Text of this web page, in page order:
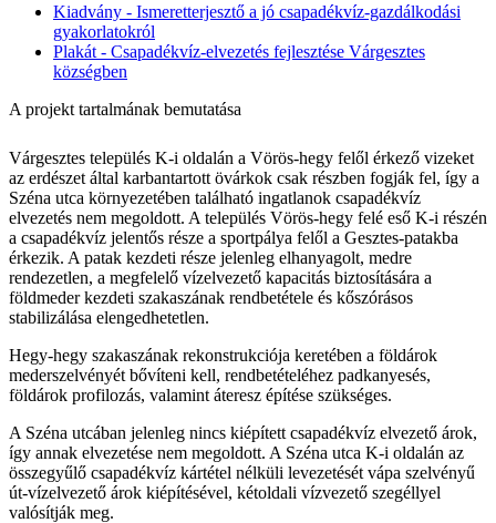
Kiadvány - Ismeretterjesztő a jó csapadékvíz-gazdálkodási
gyakorlatokról
Plakát - Csapadékvíz-elvezetés fejlesztése Várgesztes
községben
A projekt tartalmának bemutatása
Várgesztes település K-i oldalán a Vörös-hegy felől érkező vizeket
az erdészet által karbantartott övárkok csak részben fogják fel, így a
Széna utca környezetében található ingatlanok csapadékvíz
elvezetés nem megoldott. A település Vörös-hegy felé eső K-i részén
a csapadékvíz jelentős része a sportpálya felől a Gesztes-patakba
érkezik. A patak kezdeti része jelenleg elhanyagolt, medre
rendezetlen, a megfelelő vízelvezető kapacitás biztosítására a
földmeder kezdeti szakaszának rendbetétele és kőszórásos
stabilizálása elengedhetetlen.
Hegy-hegy szakaszának rekonstrukciója keretében a földárok
mederszelvényét bővíteni kell, rendbetételéhez padkanyesés,
földárok profilozás, valamint áteresz építése szükséges.
A Széna utcában jelenleg nincs kiépített csapadékvíz elvezető árok,
így annak elvezetése nem megoldott. A Széna utca K-i oldalán az
összegyűlő csapadékvíz kártétel nélküli levezetését vápa szelvényű
út-vízelvezető árok kiépítésével, kétoldali vízvezető szegéllyel
valósítják meg.